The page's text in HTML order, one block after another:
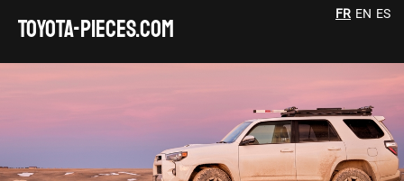
TOYOTA-pieces.com
FR EN ES